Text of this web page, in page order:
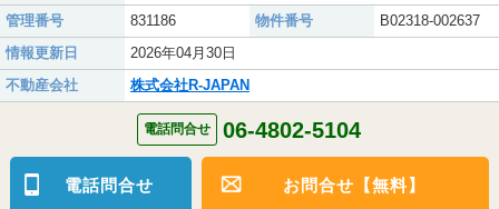
管理番号 831186 物件番号
B02318-002637
情報更新日
2026年04月30日
不動産会社
株式会社R-JAPAN
電話問合せ 06-4802-5104
電話問合せ お問合せ【無料】